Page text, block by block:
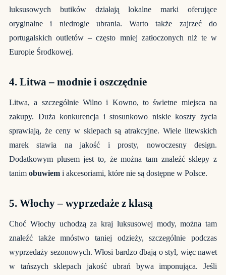
luksusowych butików działają lokalne marki oferujące
oryginalne i niedrogie ubrania. Warto także zajrzeć do
portugalskich outletów – często mniej zatłoczonych niż te w
Europie Środkowej.
4. Litwa – modnie i oszczędnie
Litwa, a szczególnie Wilno i Kowno, to świetne miejsca na
zakupy. Duża konkurencja i stosunkowo niskie koszty życia
sprawiają, że ceny w sklepach są atrakcyjne. Wiele litewskich
marek stawia na jakość i prosty, nowoczesny design.
Dodatkowym plusem jest to, że można tam znaleźć sklepy z
tanim obuwiem i akcesoriami, które nie są dostępne w Polsce.
5. Włochy – wyprzedaże z klasą
Choć Włochy uchodzą za kraj luksusowej mody, można tam
znaleźć także mnóstwo taniej odzieży, szczególnie podczas
wyprzedaży sezonowych. Włosi bardzo dbają o styl, więc nawet
w tańszych sklepach jakość ubrań bywa imponująca. Jeśli